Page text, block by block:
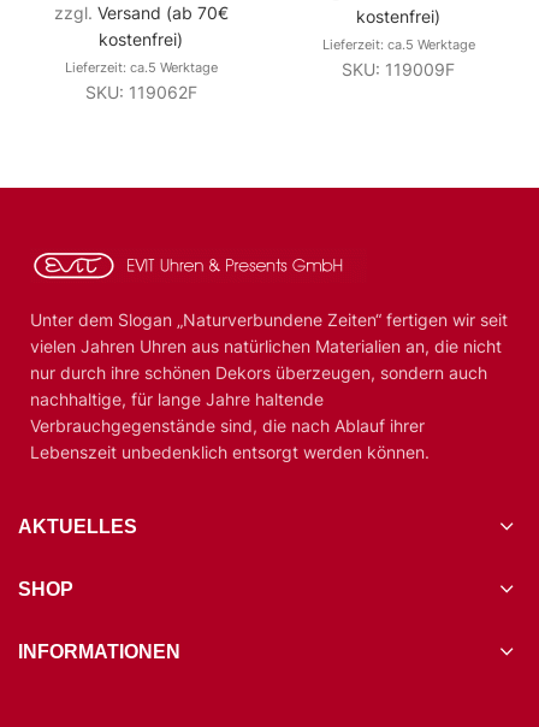
zzgl. Versand (ab 70€
kostenfrei)
Lieferzeit: ca.5 Werktage
SKU: 119062F
kostenfrei)
Lieferzeit: ca.5 Werktage
SKU: 119009F
Unter dem Slogan „Naturverbundene Zeiten“ fertigen wir seit
vielen Jahren Uhren aus natürlichen Materialien an, die nicht
nur durch ihre schönen Dekors überzeugen, sondern auch
nachhaltige, für lange Jahre haltende
Verbrauchgegenstände sind, die nach Ablauf ihrer
Lebenszeit unbedenklich entsorgt werden können.
AKTUELLES
SHOP
INFORMATIONEN